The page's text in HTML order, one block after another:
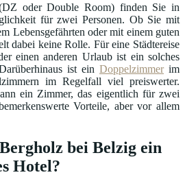
oder Double Room) finden Sie in
für zwei Personen. Ob Sie mit
Lebensgefährten oder mit einem guten
dabei keine Rolle. Für eine Städtereise
einen anderen Urlaub ist ein solches
ist ein Doppelzimmerim
im Regelfall viel preiswerter.
ein Zimmer, das eigentlich für zwei
Vorteile, aber vor allem
bei Belzig ein
Hotel?